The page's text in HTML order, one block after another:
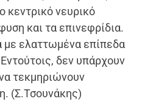
κεντρικό νευρικό
και τα επινεφρίδια.
με ελαττωμένα επίπεδα
δεν υπάρχουν
τεκμηριώνουν
(Σ.Τσουνάκης)